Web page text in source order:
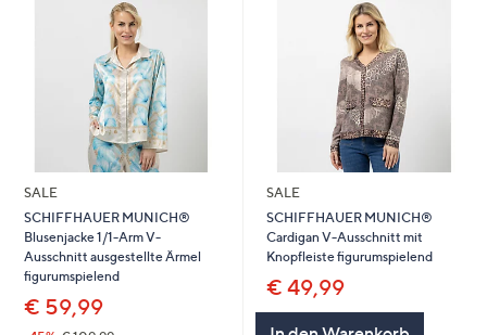
SALE
SCHIFFHAUER MUNICH®
Blusenjacke 1/1-Arm V-
Ausschnitt ausgestellte Ärmel
figurumspielend
€ 59,99
SALE
SCHIFFHAUER MUNICH®
Cardigan V-Ausschnitt mit
Knopfleiste figurumspielend
€ 49,99